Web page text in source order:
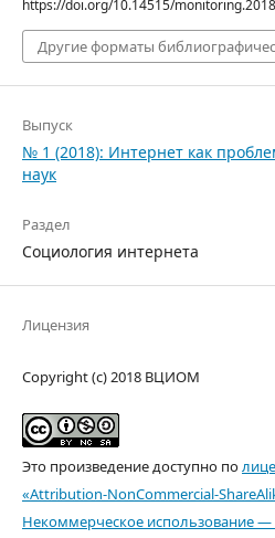
https://doi.org/10.14515/
Другие форматы
Выпуск
№ 1 (2018): Интернет как
наук
Раздел
Социология интернета
Лицензия
Copyright (c) 2018 ВЦИОМ
Это произведение доступно по
«Attribution-NonCommercial-
Некоммерческое использование —